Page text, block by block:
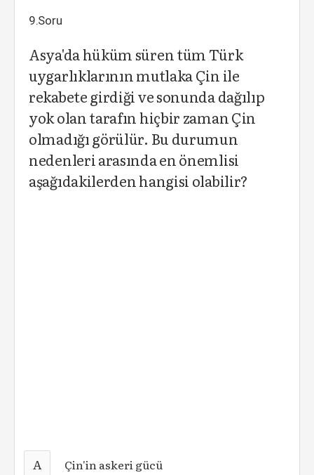
9.Soru
Asya'da hüküm süren tüm Türk
uygarlıklarının mutlaka Çin ile
rekabete girdiği ve sonunda dağılıp
yok olan tarafın hiçbir zaman Çin
olmadığı görülür. Bu durumun
nedenleri arasında en önemlisi
aşağıdakilerden hangisi olabilir?
A Çin'in askeri gücü